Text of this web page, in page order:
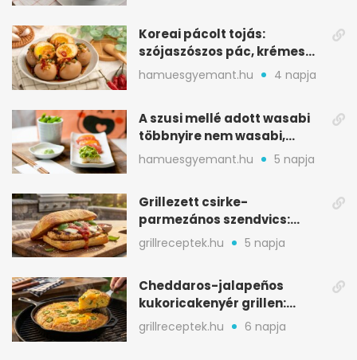
Koreai pácolt tojás:
szójaszószos pác, krémes
sárgája, pár óra alatt
hamuesgyemant.hu 4 napja
A szusi mellé adott wasabi
többnyire nem wasabi,
hanem fűszerkeverék
hamuesgyemant.hu 5 napja
Grillezett csirke-
parmezános szendvics:
ropogós csirke, olvadó sajt
grillreceptek.hu 5 napja
Cheddaros-jalapeños
kukoricakenyér grillen:
ropogós alj, puha belső
grillreceptek.hu 6 napja